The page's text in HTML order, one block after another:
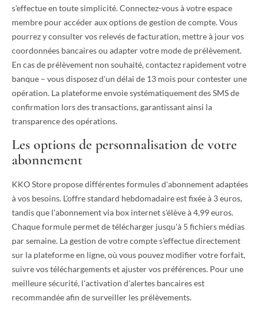
s'effectue en toute simplicité. Connectez-vous à votre espace
membre pour accéder aux options de gestion de compte. Vous
pourrez y consulter vos relevés de facturation, mettre à jour vos
coordonnées bancaires ou adapter votre mode de prélèvement.
En cas de prélèvement non souhaité, contactez rapidement votre
banque – vous disposez d'un délai de 13 mois pour contester une
opération. La plateforme envoie systématiquement des SMS de
confirmation lors des transactions, garantissant ainsi la
transparence des opérations.
Les options de personnalisation de votre
abonnement
KKO Store propose différentes formules d'abonnement adaptées
à vos besoins. L'offre standard hebdomadaire est fixée à 3 euros,
tandis que l'abonnement via box internet s'élève à 4,99 euros.
Chaque formule permet de télécharger jusqu'à 5 fichiers médias
par semaine. La gestion de votre compte s'effectue directement
sur la plateforme en ligne, où vous pouvez modifier votre forfait,
suivre vos téléchargements et ajuster vos préférences. Pour une
meilleure sécurité, l'activation d'alertes bancaires est
recommandée afin de surveiller les prélèvements.